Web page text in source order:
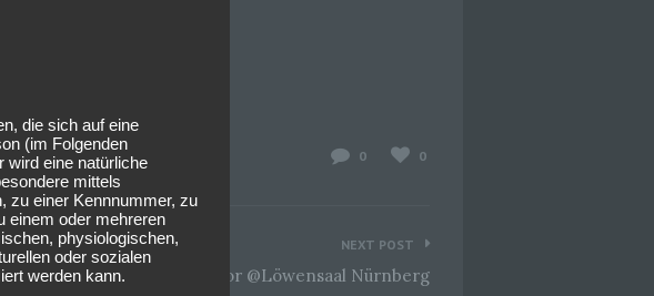
0 0
NEXT POST
2022-08-01 The Poor @Löwensaal Nürnberg
die sich auf eine
(im Folgenden
wird eine natürliche
mittels
zu einer Kennnummer, zu
einem oder mehreren
physiologischen,
oder sozialen
werden kann.